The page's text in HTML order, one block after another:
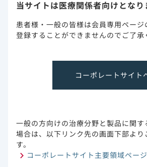
ウイルス学的効果：FDA
週【主要評価項目】）
率は、デシコビ投与群で94.3%、対照群
差は1.3%（95%信頼区間：-2.5～5.1%
定した非劣性の基準（95％信頼区間の
ない場合）を満たしたことから、デシコ
対し非劣性であることが示されました。
当サイトは医療関係者向けとなり
患者様・一般の皆様は会員専用ページ
登録することができませんのでご了承
コーポレートサイト
一般の方向けの治療分野と製品に関す
場合は、以下リンク先の画面下部より
す。
コーポレートサイト主要領域ページ